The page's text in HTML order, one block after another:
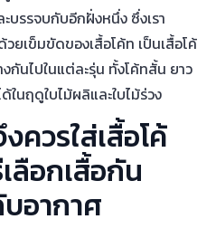
บรรจบกับอีกฝั่งหนึ่ง ซึ่งเรา
ยเข็มขัดของเสื้อโค้ท เป็นเสื้อโค้
นไปในแต่ละรุ่น ทั้งโค้ทสั้น ยาว
ในฤดูใบไม้ผลิและใบไม้ร่วง
ควรใส่เสื้อโค้
ลือกเสื้อกัน
บอากาศ